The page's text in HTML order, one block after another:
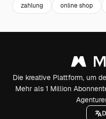
zahlung online shop
Die kreative Plattform, um
Mehr als 1 Million